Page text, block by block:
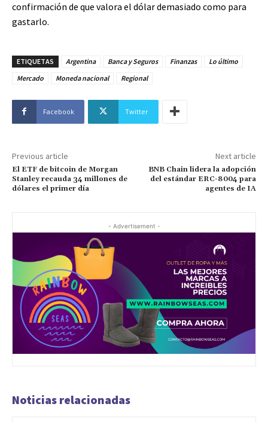
confirmación de que valora el dólar demasiado como para
gastarlo.
ETIQUETAS Argentina Banca y Seguros Finanzas
Lo último
Mercado
Moneda nacional Regional
Facebook Twitter
Previous article
El ETF de bitcoin de Morgan
Stanley recauda 34 millones de
dólares el primer día
Next article
BNB Chain lidera la adopción
del estándar ERC-8004 para
agentes de IA
- Advertisement -
Noticias relacionadas